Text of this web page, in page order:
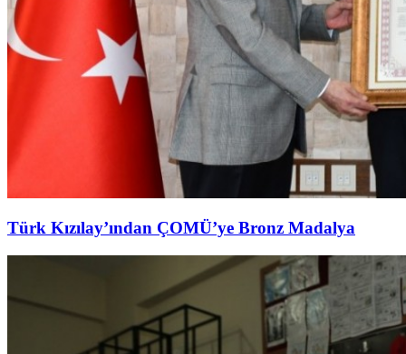
Türk Kızılay’ından ÇOMÜ’ye Bronz Madalya